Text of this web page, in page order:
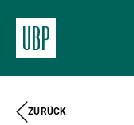
ZURÜCK